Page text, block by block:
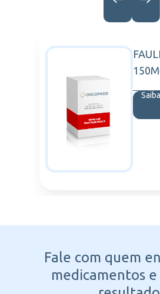
Fale com quem
medicamentos